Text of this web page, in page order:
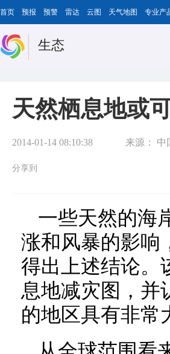
首页 预报 预警 雷达 云图 天气地图 专业产
生态
天然栖息地或
2014-01-14 08:10:38 来源： 中
分享到
一些天然的海
涨和风暴的影
得出上述结论。
息地减灾图，并
的地区具有非常